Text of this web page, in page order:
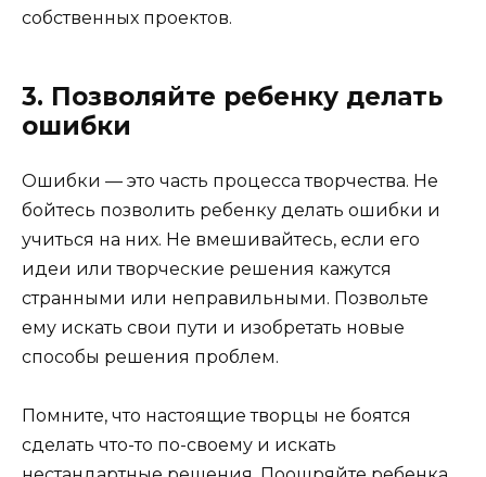
собственных проектов.
3. Позволяйте ребенку делать
ошибки
Ошибки — это часть процесса творчества. Не
бойтесь позволить ребенку делать ошибки и
учиться на них. Не вмешивайтесь, если его
идеи или творческие решения кажутся
странными или неправильными. Позвольте
ему искать свои пути и изобретать новые
способы решения проблем.
Помните, что настоящие творцы не боятся
сделать что-то по-своему и искать